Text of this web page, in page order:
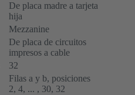
De placa madre a tarjeta
hija
Mezzanine
De placa de circuitos
impresos a cable
32
Filas a y b, posiciones
2, 4, ... , 30, 32